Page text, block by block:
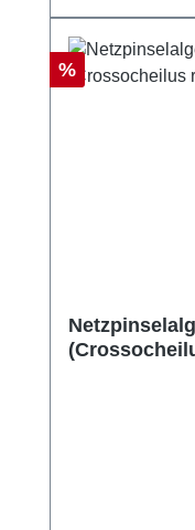
Rabatt
%